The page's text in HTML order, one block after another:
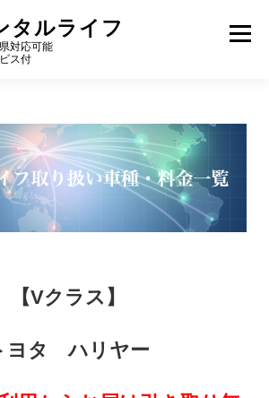
タルライフ
対応可能
メニュー
利用規約 よくあるご質問
【Vクラス】
ヨタ ハリヤー